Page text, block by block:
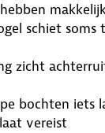
schiet soms
zicht
bochten iets
vereist